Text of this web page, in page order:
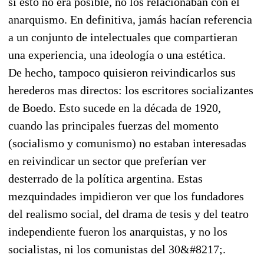
anarquismo. En definitiva, jamás hacían referencia
a un conjunto de intelectuales que compartieran
una experiencia, una ideología o una estética.
De hecho, tampoco quisieron reivindicarlos sus
herederos mas directos: los escritores socializantes
de Boedo. Esto sucede en la década de 1920,
cuando las principales fuerzas del momento
(socialismo y comunismo) no estaban interesadas
en reivindicar un sector que preferían ver
desterrado de la política argentina. Estas
mezquindades impidieron ver que los fundadores
del realismo social, del drama de tesis y del teatro
independiente fueron los anarquistas, y no los
socialistas, ni los comunistas del 30&#8217;.